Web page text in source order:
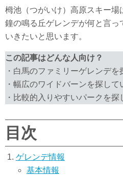
o
o
k
n
k
栂池（つがいけ）高原スキー場
鐘の鳴る丘ゲレンデが何と言っ
いきたいと思います。
この記事はどんな人向け？
・白馬のファミリーゲレンデを
・幅広のワイドバーンを探して
・比較的入りやすいパークを探
目次
ゲレンデ情報
基本情報